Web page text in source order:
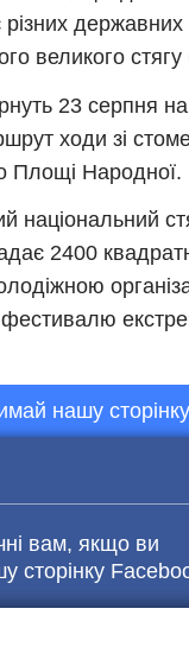
вам, якщо ви
сторінку
державних
великого
23 серпня
ходи зі
Площі Народної.
національний
2400
нашу